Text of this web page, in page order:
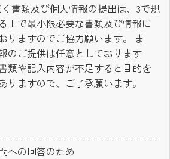
書類及び個人情報の提出は、3で規
上で最小限必要な書類及び情報に
りますのでご協力願います。 ま
のご提供は任意としております
類や記入内容が不足すると目的を
りますので、ご了承願います。
への回答のため